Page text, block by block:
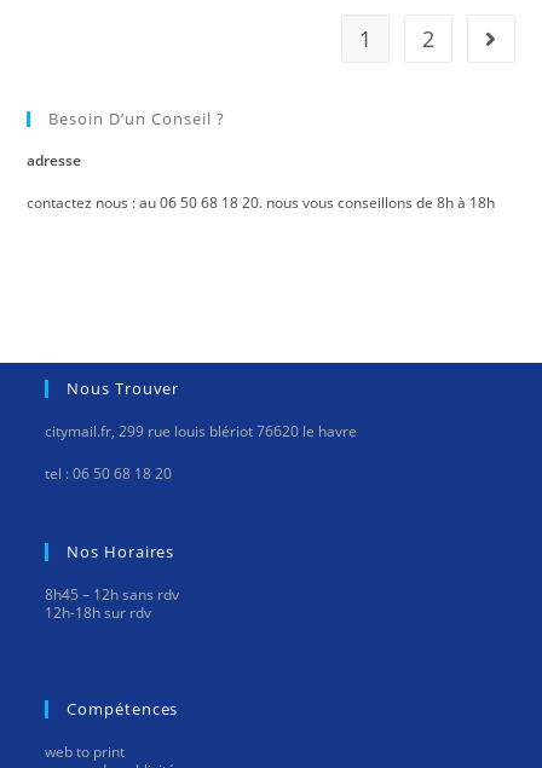
1 2
Besoin D’un Conseil ?
adresse
contactez nous : au 06 50 68 18 20. nous vous conseillons de 8h à 18h
Nous Trouver
citymail.fr, 299 rue louis blériot 76620 le havre
tel : 06 50 68 18 20
Nos Horaires
8h45 – 12h sans rdv
12h-18h sur rdv
Compétences
web to print